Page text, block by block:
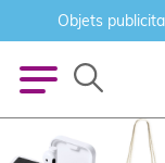
Objets